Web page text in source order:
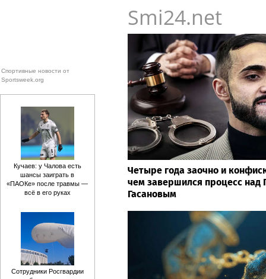
Smi24.net
Четыре года заочно и
чем завершился процесс над
Гасановым
Спортивные новости от
Sportsweek.org
Кучаев: у Чалова есть
шансы заиграть в
«ПАОКе» после травмы —
всё в его руках
Сотрудники Росгвардии